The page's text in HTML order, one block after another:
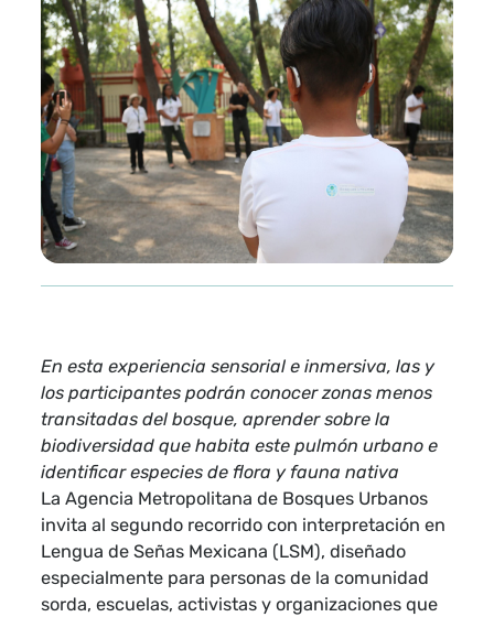
En esta experiencia sensorial e inmersiva, las y
los participantes podrán conocer zonas menos
transitadas del bosque, aprender sobre la
biodiversidad que habita este pulmón urbano e
identificar especies de flora y fauna nativa
La Agencia Metropolitana de Bosques Urbanos
invita al segundo recorrido con interpretación en
Lengua de Señas Mexicana (LSM), diseñado
especialmente para personas de la comunidad
sorda, escuelas, activistas y organizaciones que